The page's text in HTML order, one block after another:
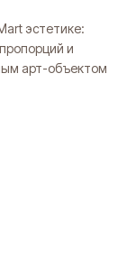
эстетике:
и
арт-объектом
картой
раз